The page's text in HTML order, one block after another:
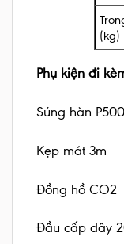
(kg)
Phụ kiện đi
Súng hàn
Kẹp mát 3m
Đồng hồ CO2
Đầu cấp dây